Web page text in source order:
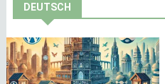
DEUTSCH